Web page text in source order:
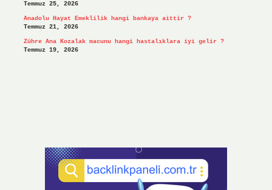
Temmuz 25, 2026
Anadolu Hayat Emeklilik hangi bankaya aittir ?
Temmuz 21, 2026
Zühre Ana Kozalak macunu hangi hastalıklara iyi gelir ?
Temmuz 19, 2026